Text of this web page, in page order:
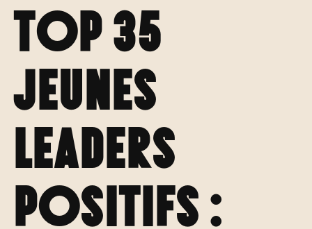
TOP 35
Jeunes
Leaders
Positifs :